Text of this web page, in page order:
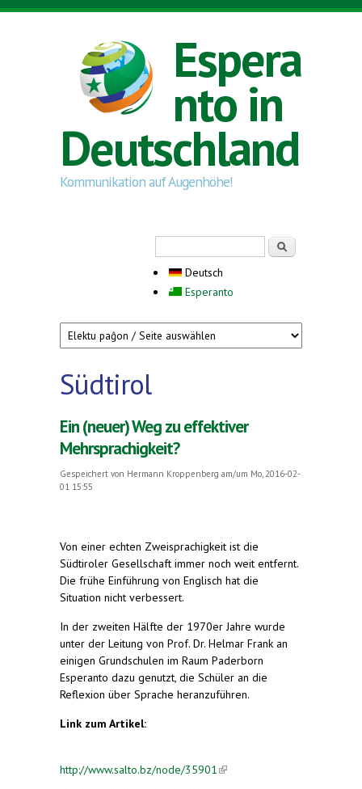
Direkt zum Inhalt
Espera
nto in
Deutschland
Kommunikation auf Augenhöhe!
Deutsch
Esperanto
Südtirol
Ein (neuer) Weg zu effektiver
Mehrsprachigkeit?
Gespeichert von Hermann Kroppenberg am/um Mo, 2016-02-
01 15:55
Von einer echten Zweisprachigkeit ist die
Südtiroler Gesellschaft immer noch weit entfernt.
Die frühe Einführung von Englisch hat die
Situation nicht verbessert.
In der zweiten Hälfte der 1970er Jahre wurde
unter der Leitung von Prof. Dr. Helmar Frank an
einigen Grundschulen im Raum Paderborn
Esperanto dazu genutzt, die Schüler an die
Reflexion über Sprache heranzuführen.
Link zum Artikel:
http://www.salto.bz/node/35901 (link is external)